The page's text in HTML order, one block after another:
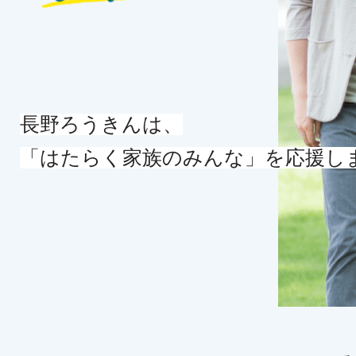
長野ろうきんは、
「はたらく家族のみんな」を応援し